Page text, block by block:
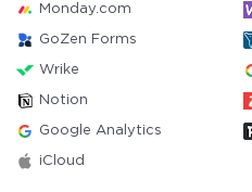
Monday.com
GoZen Forms
Wrike
Notion
Google Analytics
iCloud